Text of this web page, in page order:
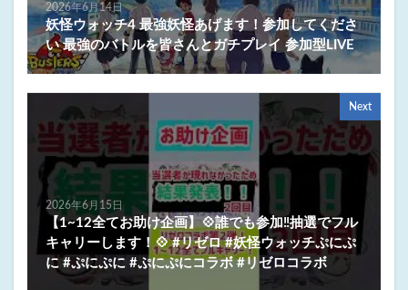
2026年6月14日
妖怪ウォッチ4 最強妖怪あげます！参加してくださ
い 最強のバトルを皆さんとガチプレイ 参加型LIVE
Next
2026年6月15日
【1~12全てお助け企画】💠誰でも参加‼️抽選でフル
キャリーします！💠 #リゼロ #妖怪ウォッチぷにぷ
に #ぷにぷに #ぷにぷにコラボ #リゼロコラボ